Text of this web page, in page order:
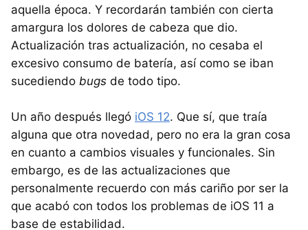
aquella época. Y recordarán también con cierta
amargura los dolores de cabeza que dio.
Actualización tras actualización, no cesaba el
excesivo consumo de batería, así como se iban
sucediendo bugs de todo tipo.
Un año después llegó iOS 12. Que sí, que traía
alguna que otra novedad, pero no era la gran cosa
en cuanto a cambios visuales y funcionales. Sin
embargo, es de las actualizaciones que
personalmente recuerdo con más cariño por ser la
que acabó con todos los problemas de iOS 11 a
base de estabilidad.